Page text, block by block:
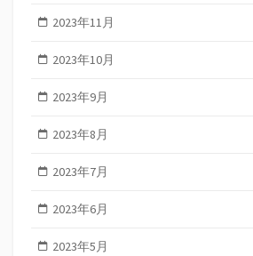
2023年11月
2023年10月
2023年9月
2023年8月
2023年7月
2023年6月
2023年5月